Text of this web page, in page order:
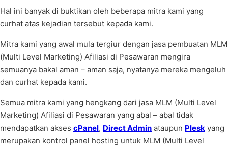
Hal ini banyak di buktikan oleh beberapa mitra kami yang
curhat atas kejadian tersebut kepada kami.
Mitra kami yang awal mula tergiur dengan jasa pembuatan MLM
(Multi Level Marketing) Afiliasi di Pesawaran mengira
semuanya bakal aman – aman saja, nyatanya mereka mengeluh
dan curhat kepada kami.
Semua mitra kami yang hengkang dari jasa MLM (Multi Level
Marketing) Afiliasi di Pesawaran yang abal – abal tidak
mendapatkan akses cPanel, Direct Admin ataupun Plesk yang
merupakan kontrol panel hosting untuk MLM (Multi Level